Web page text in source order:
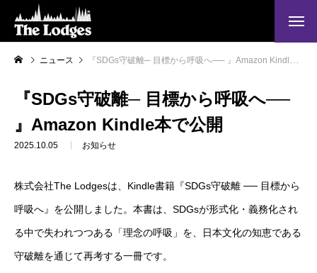
ニュース 『SDGs守破離─ 目標から呼吸へ── 』Amazon Kindle本で公開
『SDGs守破離─ 目標から呼吸へ──
』Amazon Kindle本で公開
2025.10.05 お知らせ
株式会社The Lodgesは、Kindle書籍『SDGs守破離 ── 目標から
呼吸へ』を公開しました。本書は、SDGsが形式化・義務化され
る中で失われつつある「理念の呼吸」を、日本文化の知恵である
守破離を通じて再考する一冊です。